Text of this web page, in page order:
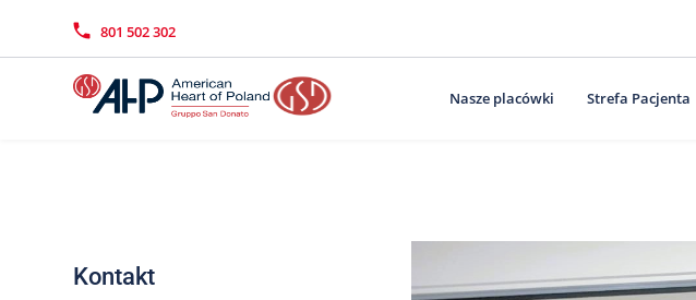
801 502 302
Nasze placówki Strefa Pacjenta
Kontakt